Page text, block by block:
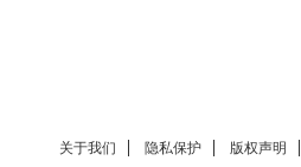
关于我们 隐私保护
版权声明